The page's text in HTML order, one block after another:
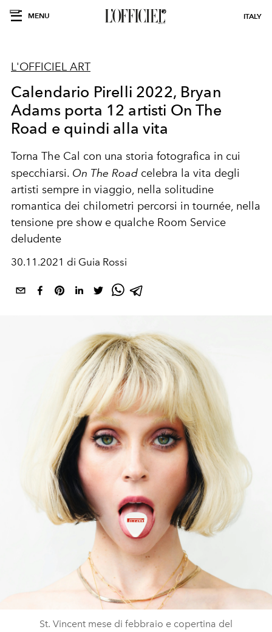
MENU ITALY
L'OFFICIEL ART
Calendario Pirelli 2022, Bryan
Adams porta 12 artisti On The
Road e quindi alla vita
Torna The Cal con una storia fotografica in cui
specchiarsi. On The Road celebra la vita degli
artisti sempre in viaggio, nella solitudine
romantica dei chilometri percorsi in tournée, nella
tensione pre show e qualche Room Service
deludente
30.11.2021 di Guia Rossi
St. Vincent mese di febbraio e copertina del